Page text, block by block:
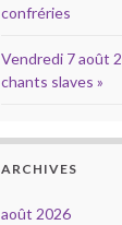
confréries
Vendredi 7 août
chants slaves »
ARCHIVES
août 2026